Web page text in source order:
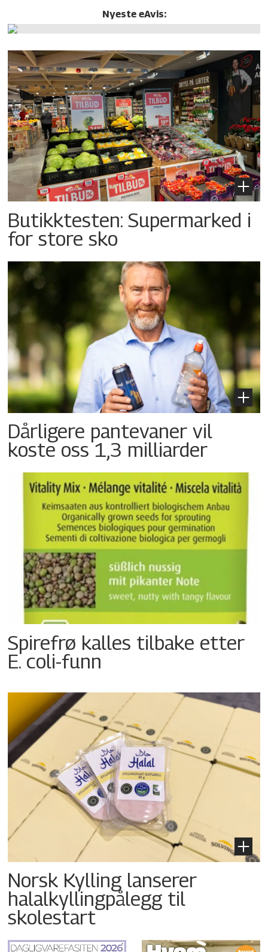
Nyeste eAvis:
Butikktesten: Supermarked i
for store sko
Dårligere pantevaner vil
koste oss 1,3 milliarder
Spirefrø kalles tilbake etter
E. coli-funn
Norsk Kylling lanserer
halalkyllingpålegg til
skolestart